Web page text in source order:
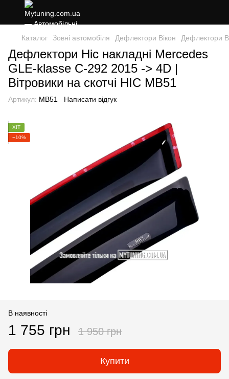
Каталог Зовні автомобіля Дефлектори Вікон Дефлектори
Дефлектори Hic накладні Mercedes
GLE-klasse C-292 2015 -> 4D |
Вітровики на скотчі HIC MB51
Артикул: MB51 Написати відгук
ХІТ
−10%
В наявності
1 755 грн 1 950 грн
Купити